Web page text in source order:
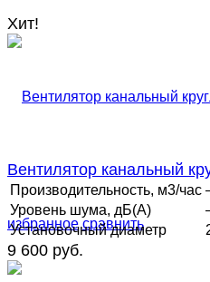
Хит!
избранное сравнить
Вентилятор канальный
Производительность, м3/час
Уровень шума, дБ(А)
Установочный диаметр
9 600 руб.